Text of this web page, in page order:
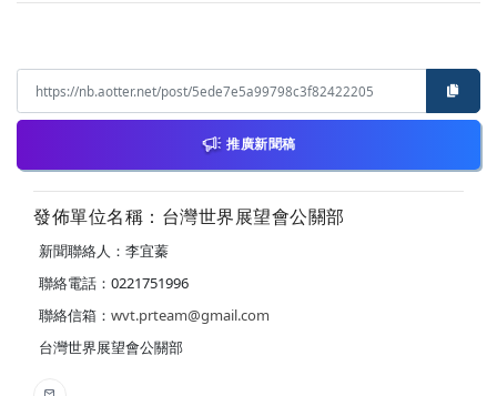
推廣新聞稿
發佈單位名稱：台灣世界展望會公關部
新聞聯絡人：李宜蓁
聯絡電話：0221751996
聯絡信箱： wvt.prteam@gmail.com
台灣世界展望會公關部